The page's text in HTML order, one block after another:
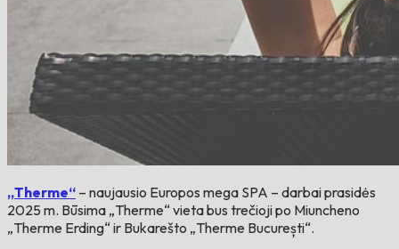
„Therme“ – naujausio Europos mega SPA – darbai prasidės
2025 m. Būsima „Therme“ vieta bus trečioji po Miuncheno
„Therme Erding“ ir Bukarešto „Therme București“.